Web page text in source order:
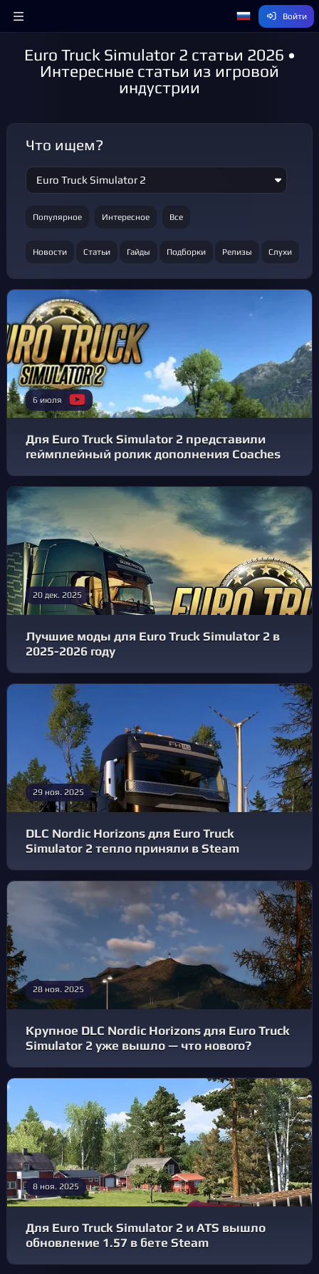
Войти
Euro Truck Simulator 2 статьи 2026 •
Интересные статьи из игровой
индустрии
Что ищем?
Популярное Интересное Все
Новости Статьи Гайды Подборки Релизы Слухи
6 июля
Для Euro Truck Simulator 2 представили
геймплейный ролик дополнения Coaches
20 дек. 2025
Лучшие моды для Euro Truck Simulator 2 в
2025-2026 году
29 ноя. 2025
DLC Nordic Horizons для Euro Truck
Simulator 2 тепло приняли в Steam
28 ноя. 2025
Крупное DLC Nordic Horizons для Euro Truck
Simulator 2 уже вышло — что нового?
8 ноя. 2025
Для Euro Truck Simulator 2 и ATS вышло
обновление 1.57 в бете Steam